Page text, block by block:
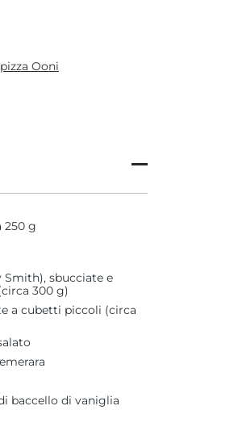
Ooni
250 g
sbucciate e
300 g)
a cubetti piccoli (circa
baccello di vaniglia